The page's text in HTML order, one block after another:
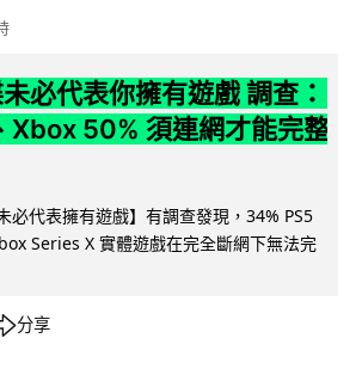
必代表你擁有遊戲 調查：
Xbox 50% 須連網才能完整
必代表擁有遊戲】有調查發現，34% PS5
Series X 實體遊戲在完全斷網下無法完
分享